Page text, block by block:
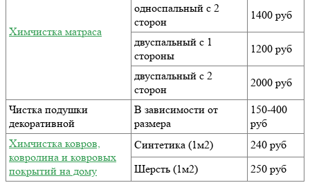
Химчистка матраса
односпальный с 2
сторон
1400 руб
двуспальный с 1
стороны
1200 руб
двуспальный с 2
сторон
2000 руб
Чистка подушки
декоративной
В зависимости от
размера
150-400
руб
Химчистка ковров,
ковролина и ковровых
покрытий на дому
Синтетика (1м2)
240 руб
Шерсть (1м2)
250 руб